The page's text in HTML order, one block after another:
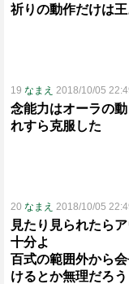
祈りの動作だけは
19 なまえ 2018/10/05
念能力はオーラの
れすら克服した
20 なまえ 2018/10/05
見たり見られたら
十分よ
百式の範囲外から
けるとか無理だろう